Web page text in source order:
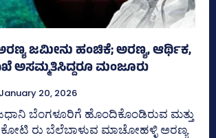
ಜಮೀನು ಹಂಚಿಕೆ; ಅರಣ್ಯ, ಆರ್ಥಿಕ,
ಅಸಮ್ಮತಿಸಿದ್ದರೂ ಮಂಜೂರು
January 20, 2026
ಬೆಂಗಳೂರಿಗೆ ಹೊಂದಿಕೊಂಡಿರುವ ಮತ್ತು
ಕೋಟಿ ರು ಬೆಲೆಬಾಳುವ ಮಾಚೋಹಳ್ಳಿ ಅರಣ್ಯ